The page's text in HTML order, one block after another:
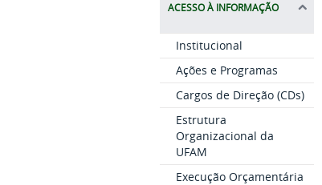
ACESSO À INFORMAÇÃO
Institucional
Ações e Programas
Cargos de Direção (CDs)
Estrutura
Organizacional da
UFAM
Execução Orçamentária